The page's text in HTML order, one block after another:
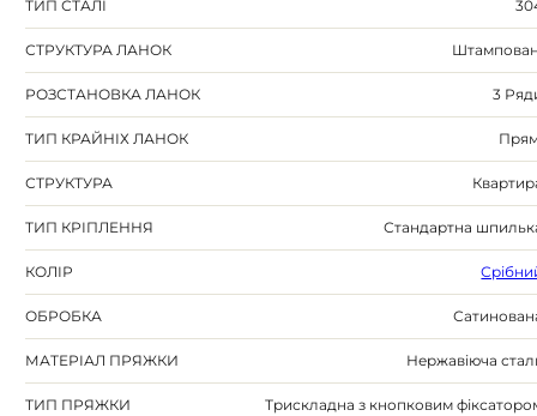
ТИП СТАЛІ
СТРУКТУРА ЛАНОК
РОЗСТАНОВКА ЛАНОК 3
ТИП КРАЙНІХ ЛАНОК
СТРУКТУРА
ТИП КРІПЛЕННЯ Стандартна
КОЛІР
ОБРОБКА
МАТЕРІАЛ ПРЯЖКИ Нержавіюча
ТИП ПРЯЖКИ Трискладна з кнопковим